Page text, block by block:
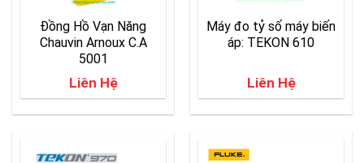
Đồng Hồ Vạn Năng
Chauvin Arnoux C.A
5001
Liên Hệ
Máy đo tỷ số máy biến
áp: TEKON 610
Liên Hệ